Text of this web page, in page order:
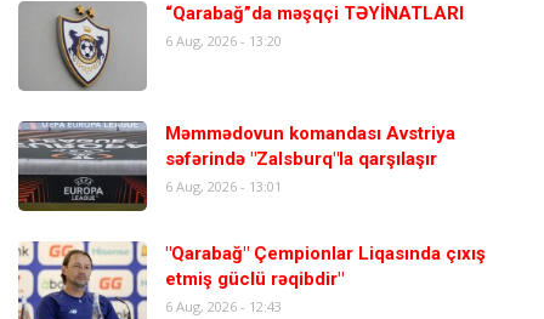
“Qarabağ”da məşqçi TƏYİNATLARI
6 Aug, 2026 - 13:20
Məmmədovun komandası Avstriya
səfərində "Zalsburq"la qarşılaşır
6 Aug, 2026 - 13:01
"Qarabağ" Çempionlar Liqasında çıxış
etmiş güclü rəqibdir"
6 Aug, 2026 - 12:43